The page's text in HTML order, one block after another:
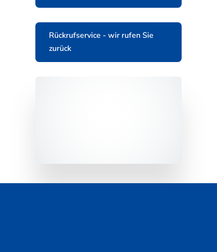
Rückrufservice - wir rufen Sie
zurück